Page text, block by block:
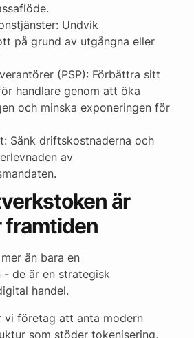
Undvik
på grund av utgångna eller
(PSP): Förbättra sitt
handlare genom att öka
och minska exponeringen för
Sänk driftskostnaderna och
av
är
framtiden
än bara en
- de är en strategisk
handel.
vi företag att anta modern
som stöder tokenisering,